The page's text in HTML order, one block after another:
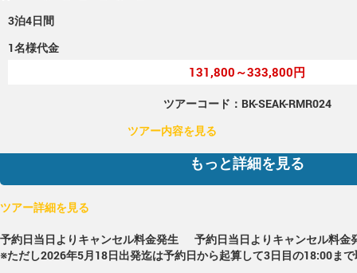
3泊4日間
1名様代金
131,800～333,800円
ツアーコード：BK-SEAK-RMR024
ツアー内容を見る
もっと詳細を見る
ツアー詳細を見る
予約日当日よりキャンセル料金発生
予約日当日よりキャンセル料金
※ただし2026年5月18日出発迄は予約日から起算して3日目の18:00ま